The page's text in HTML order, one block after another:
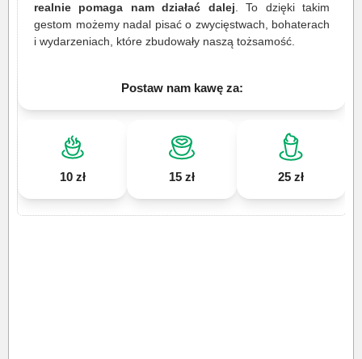
realnie pomaga nam działać dalej . To dzięki takim
gestom możemy nadal pisać o zwycięstwach, bohaterach
i wydarzeniach, które zbudowały naszą tożsamość.
Postaw nam kawę za:
10 zł 15 zł 25 zł